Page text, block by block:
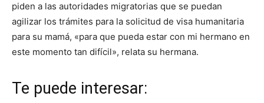
piden a las autoridades migratorias que se puedan
agilizar los trámites para la solicitud de visa humanitaria
para su mamá, «para que pueda estar con mi hermano en
este momento tan difícil», relata su hermana.
Te puede interesar: